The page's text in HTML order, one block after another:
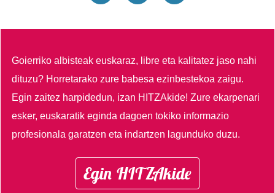
Goierriko albisteak euskaraz, libre eta kalitatez jaso nahi
dituzu? Horretarako zure babesa ezinbestekoa zaigu.
Egin zaitez harpidedun, izan HITZAkide!Zure ekarpenari
esker, euskaratik eginda dagoen tokiko informazio
profesionala garatzen eta indartzen lagunduko duzu.
Egin HITZAkide